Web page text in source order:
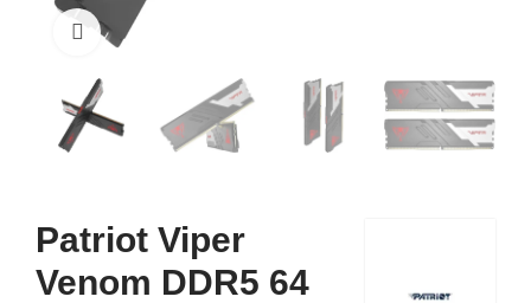
Click to enlarge
Patriot Viper
Venom DDR5 64